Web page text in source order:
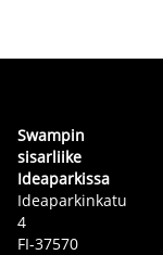
Swampin
sisarliike
Ideaparkissa
Ideaparkinkatu
4
FI-37570